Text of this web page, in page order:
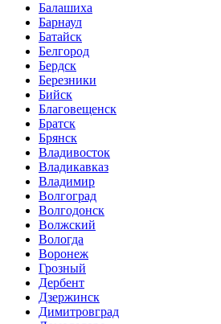
Балашиха
Барнаул
Батайск
Белгород
Бердск
Березники
Бийск
Благовещенск
Братск
Брянск
Владивосток
Владикавказ
Владимир
Волгоград
Волгодонск
Волжский
Вологда
Воронеж
Грозный
Дербент
Дзержинск
Димитровград